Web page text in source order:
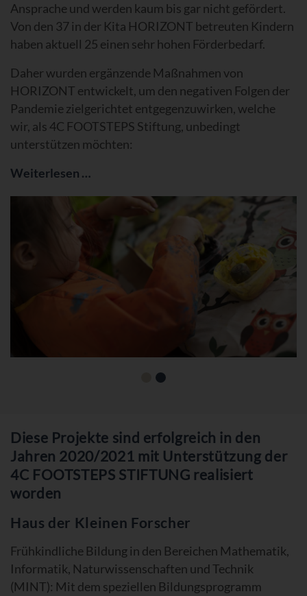
Ansprache und werden kaum bis gar nicht gefördert.
Von den 37 in der Kita HORIZONT betreuten Kindern
haben aktuell 25 einen sehr hohen Förderbedarf.
Daher wurden ergänzende Maßnahmen von
HORIZONT entwickelt, um den negativen Folgen der
Pandemie zielgerichtet entgegenzuwirken, welche
wir, als 4C FOOTSTEPS Stiftung, unbedingt
unterstützen möchten:
Weiterlesen …
Diese Projekte sind erfolgreich in den
Jahren 2020/2021 mit Unterstützung der
4C FOOTSTEPS STIFTUNG realisiert
worden
Haus der Kleinen Forscher
Frühkindliche Bildung in den Bereichen Mathematik,
Informatik, Naturwissenschaften und Technik
(MINT): Mit dem speziellen Bildungsprogramm